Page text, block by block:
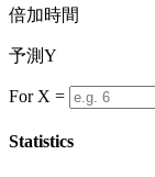
倍加時間
予測Y
For X =
Statistics